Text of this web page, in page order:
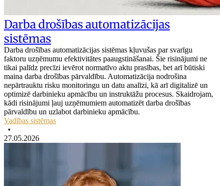
Darba drošības automatizācijas
sistēmas
Darba drošības automatizācijas sistēmas kļuvušas par svarīgu
faktoru uzņēmumu efektivitātes paaugstināšanai. Šie risinājumi ne
tikai palīdz precīzi ievērot normatīvo aktu prasības, bet arī būtiski
maina darba drošības pārvaldību. Automatizācija nodrošina
nepārtrauktu risku monitoringu un datu analīzi, kā arī digitalizē un
optimizē darbinieku apmācību un instruktāžu procesus. Skaidrojam,
kādi risinājumi ļauj uzņēmumiem automatizēt darba drošības
pārvaldību un uzlabot darbinieku apmācību.
Vadības sistēmas
•
27.05.2026